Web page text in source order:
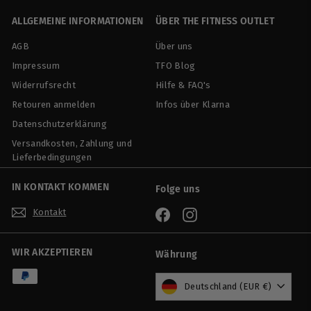
0
ALLGEMEINE INFORMATIONEN
AGB
Impressum
Widerrufsrecht
Retouren anmelden
Datenschutzerklärung
Versandkosten, Zahlung und
Lieferbedingungen
ÜBER THE FITNESS OUTLET
Über uns
TFO Blog
Hilfe & FAQ's
Infos über Klarna
IN KONTAKT KOMMEN
Kontakt
Folge uns
FacebookInstagram
WIR AKZEPTIEREN Währung
Deutschland (EUR €)